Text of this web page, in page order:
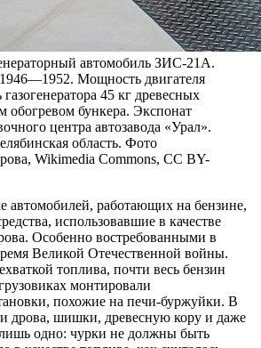
автомобиль ЗИС-21А.
Мощность двигателя
газогенератора 45 кг древесных
обогревом бункера. Экспонат
центра автозавода «Урал».
область. Фото
Wikimedia Commons, CC BY-
автомобилей, работающих на бензине,
использовавшие в качестве
Особенно востребованными в
Великой Отечественной войны.
топлива, почти весь бензин
монтировали
похожие на печи-буржуйки. В
дрова, шишки, древесную кору и даже
одно: чурки не должны быть